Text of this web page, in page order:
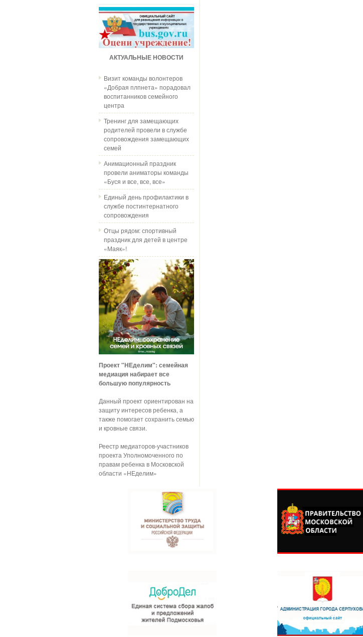
АКТУАЛЬНЫЕ НОВОСТИ
Визит команды волонтеров
«Добрая плпнета» порадовал
воспитанников семейного
центра
Тренинг для замещающих
родителей провели в службе
сопровождения замещающих
семей
Анимационный праздник
провели аниматоры команды
«Буся и все, все, все»
Единый день профилактики в
службе постинтернатного
сопровождения
Отцы рядом: спортивный
праздник для детей в центре
«Маяк»!
Проект "НЕделим": семейная
медиация набирает все
большую популярность
Данный проект ориентирован на
защиту интересов ребенка, а
также помогает сохранить семью
и кровные связи.
Реестр медиаторов-участников
проекта Уполномоченного по
правам ребенка в Московской
области «НЕделим»